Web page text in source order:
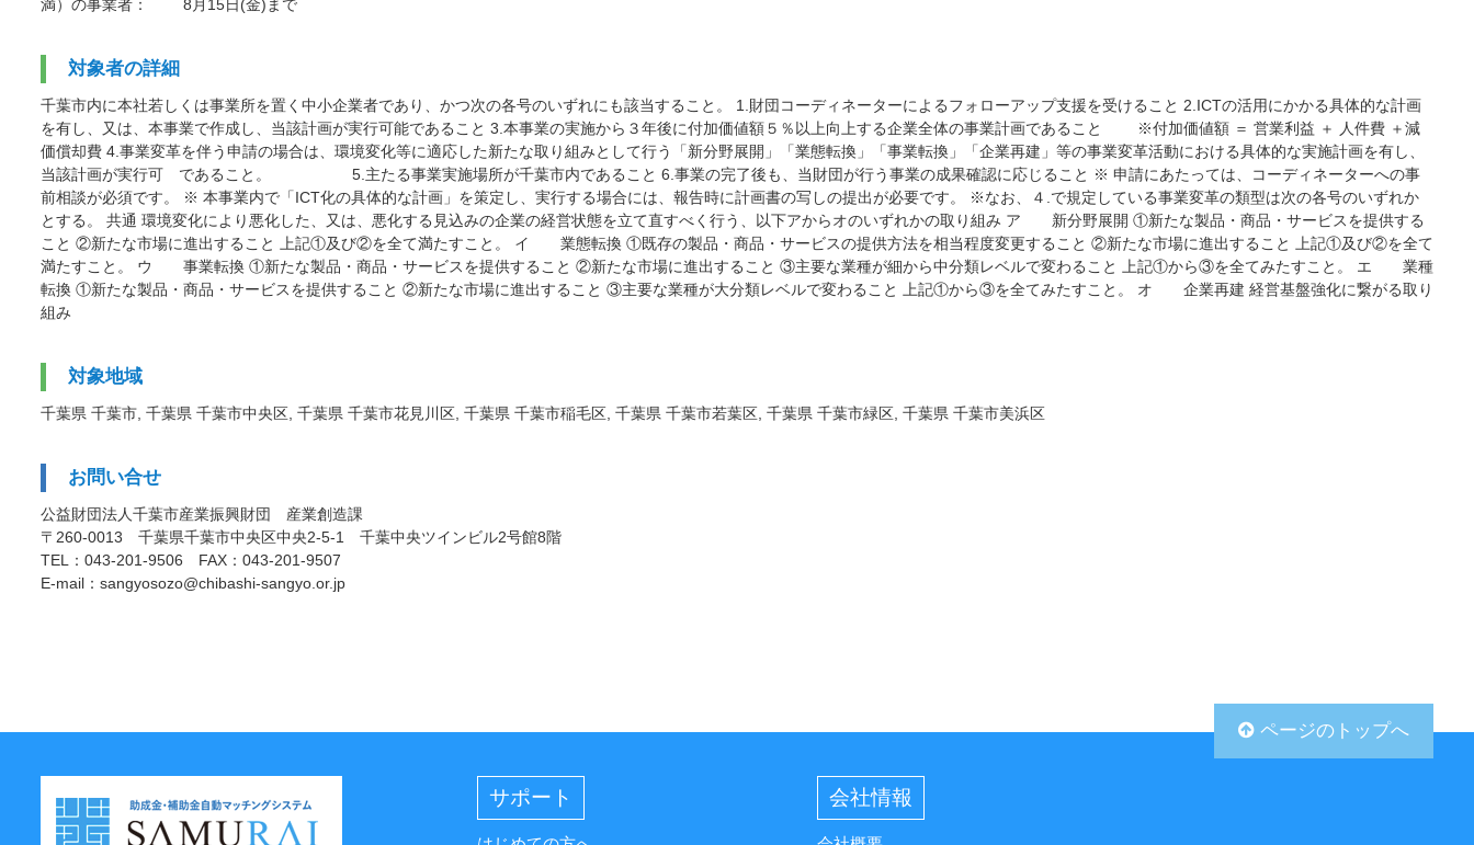
満）の事業者： 8月15日(金)まで
対象者の詳細
千葉市内に本社若しくは事業所を置く中小企業者であり、かつ次の各号のいずれにも該当すること。 1.財団コーディネーターによるフォローアップ支援を受けること 2.ICTの活用にかかる具体的な計画
を有し、又は、本事業で作成し、当該計画が実行可能であること 3.本事業の実施から３年後に付加価値額５％以上向上する企業全体の事業計画であること ※付加価値額 ＝ 営業利益 ＋ 人件費 ＋減
価償却費 4.事業変革を伴う申請の場合は、環境変化等に適応した新たな取り組みとして行う「新分野展開」「業態転換」「事業転換」「企業再建」等の事業変革活動における具体的な実施計画を有し、
当該計画が実行可 であること。 5.主たる事業実施場所が千葉市内であること 6.事業の完了後も、当財団が行う事業の成果確認に応じること ※ 申請にあたっては、コーディネーターへの事
前相談が必須です。 ※ 本事業内で「ICT化の具体的な計画」を策定し、実行する場合には、報告時に計画書の写しの提出が必要です。 ※なお、４.で規定している事業変革の類型は次の各号のいずれか
とする。 共通 環境変化により悪化した、又は、悪化する見込みの企業の経営状態を立て直すべく行う、以下アからオのいずれかの取り組み ア 新分野展開 ①新たな製品・商品・サービスを提供する
こと ②新たな市場に進出すること 上記①及び②を全て満たすこと。 イ 業態転換 ①既存の製品・商品・サービスの提供方法を相当程度変更すること ②新たな市場に進出すること 上記①及び②を全て
満たすこと。 ウ 事業転換 ①新たな製品・商品・サービスを提供すること ②新たな市場に進出すること ③主要な業種が細から中分類レベルで変わること 上記①から③を全てみたすこと。 エ 業種
転換 ①新たな製品・商品・サービスを提供すること ②新たな市場に進出すること ③主要な業種が大分類レベルで変わること 上記①から③を全てみたすこと。 オ 企業再建 経営基盤強化に繋がる取り
組み
対象地域
千葉県 千葉市, 千葉県 千葉市中央区, 千葉県 千葉市花見川区, 千葉県 千葉市稲毛区, 千葉県 千葉市若葉区, 千葉県 千葉市緑区, 千葉県 千葉市美浜区
お問い合せ
公益財団法人千葉市産業振興財団 産業創造課
〒260-0013 千葉県千葉市中央区中央2-5-1 千葉中央ツインビル2号館8階
TEL：043-201-9506 FAX：043-201-9507
E-mail：sangyosozo@chibashi-sangyo.or.jp
ページのトップへ
サポート 会社情報